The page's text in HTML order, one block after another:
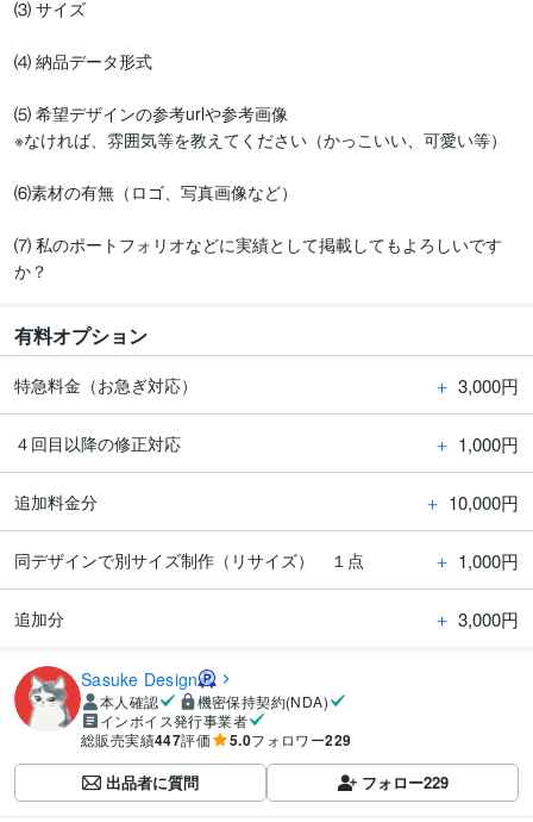
⑶ サイズ
⑷ 納品データ形式
⑸ 希望デザインの参考urlや参考画像
※なければ、雰囲気等を教えてください（かっこいい、可愛い等）
⑹素材の有無（ロゴ、写真画像など）
⑺ 私のポートフォリオなどに実績として掲載してもよろしいです
か？
有料オプション
特急料金（お急ぎ対応） ＋ 3,000円
４回目以降の修正対応 ＋ 1,000円
追加料金分 ＋ 10,000円
同デザインで別サイズ制作（リサイズ） １点 ＋ 1,000円
追加分 ＋ 3,000円
Sasuke Design
本人確認
機密保持契約(NDA)
インボイス発行事業者
総販売実績447評価 5.0フォロワー229
出品者に質問 フォロー229